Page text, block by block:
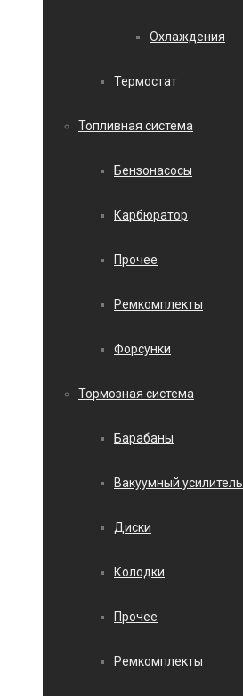
Охлаждения
Термостат
Топливная система
Бензонасосы
Карбюратор
Прочее
Ремкомплекты
Форсунки
Тормозная система
Барабаны
Вакуумный усилитель
Диски
Колодки
Прочее
Ремкомплекты